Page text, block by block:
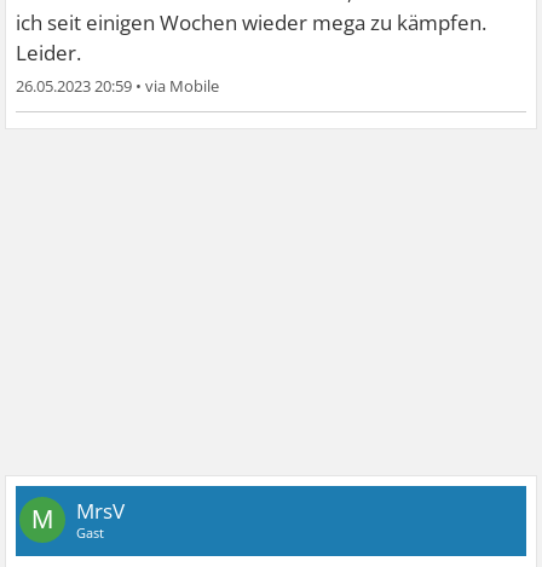
ich seit einigen Wochen wieder mega zu kämpfen.
Leider.
26.05.2023 20:59 •
M MrsV
Gast